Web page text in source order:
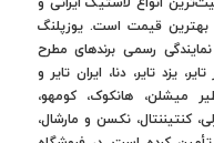
بهترین قیمت است. یوزپلنگ
رسمی برندهای مطرح
یزد تایر، دنا، ایران تایر و
میشلن، هانکوک، کومهو،
کنتیننتال، نکسن و مارشال،